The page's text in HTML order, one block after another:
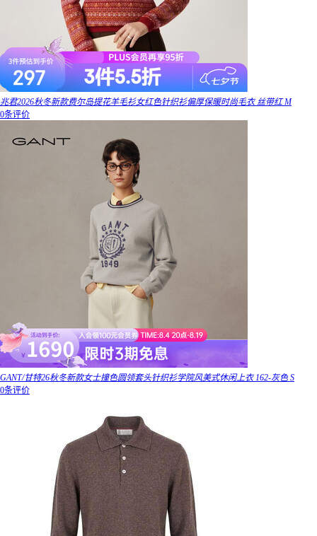
兆君2026秋冬新款费尔岛提花羊毛衫女红色针织衫偏厚保暖时尚毛衣 丝带红 M
0条评价
GANT/甘特26秋冬新款女士撞色圆领套头针织衫学院风美式休闲上衣 162-灰色 S
0条评价